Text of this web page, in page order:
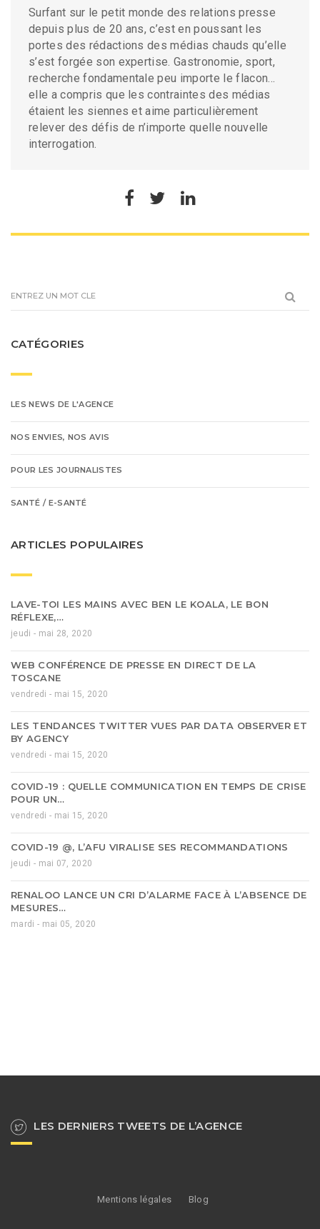
Surfant sur le petit monde des relations presse
depuis plus de 20 ans, c’est en poussant les
portes des rédactions des médias chauds qu’elle
s’est forgée son expertise. Gastronomie, sport,
recherche fondamentale peu importe le flacon…
elle a compris que les contraintes des médias
étaient les siennes et aime particulièrement
relever des défis de n’importe quelle nouvelle
interrogation.
CATÉGORIES
LES NEWS DE L'AGENCE
NOS ENVIES, NOS AVIS
POUR LES JOURNALISTES
SANTÉ / E-SANTÉ
ARTICLES POPULAIRES
LAVE-TOI LES MAINS AVEC BEN LE KOALA, LE BON
RÉFLEXE,…
jeudi - mai 28, 2020
WEB CONFÉRENCE DE PRESSE EN DIRECT DE LA
TOSCANE
vendredi - mai 15, 2020
LES TENDANCES TWITTER VUES PAR DATA OBSERVER ET
BY AGENCY
vendredi - mai 15, 2020
COVID-19 : QUELLE COMMUNICATION EN TEMPS DE CRISE
POUR UN…
vendredi - mai 15, 2020
COVID-19 @, L’AFU VIRALISE SES RECOMMANDATIONS
jeudi - mai 07, 2020
RENALOO LANCE UN CRI D’ALARME FACE À L’ABSENCE DE
MESURES…
mardi - mai 05, 2020
LES DERNIERS TWEETS DE L’AGENCE
Mentions légales Blog